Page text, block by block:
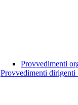
Provvedimenti
Provvedimenti dirigenti